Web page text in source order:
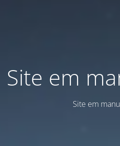
Site em
Site em